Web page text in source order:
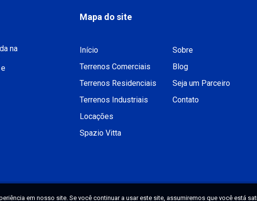
na
Mapa do site
Início
Terrenos Comerciais
Terrenos Residenciais
Terrenos Industriais
Locações
Spazio Vitta
Sobre
Blog
Seja um Parceiro
Contato
em nosso site. Se você continuar a usar este site, assumiremos que você está